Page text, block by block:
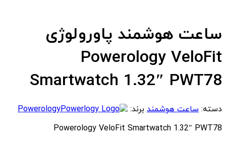
ساعت هوشمند پاورولوژی
Powerology VeloFit
Smartwatch 1.32″ PWT78
دسته: ساعت هوشمند برند:
Powerology
Powerology VeloFit Smartwatch 1.32″ PWT78